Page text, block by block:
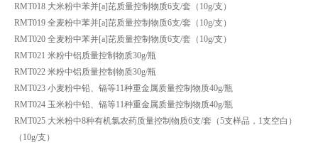
RMT018 大米粉中苯并[a]芘质量控制物质6支/套（10g/支）
RMT019 全麦粉中苯并[a]芘质量控制物质6支/套（10g/支）
RMT020 全麦粉中苯并[a]芘质量控制物质6支/套（10g/支）
RMT021 米粉中铝质量控制物质30g/瓶
RMT022 米粉中铝质量控制物质30g/瓶
RMT023 小麦粉中铅、镉等11种重金属质量控制物质40g/瓶
RMT024 玉米粉中铅、镉等11种重金属质量控制物质40g/瓶
RMT025 大米粉中8种有机氯农药质量控制物质6支/套（5支样品，1支空白）
（10g/支）